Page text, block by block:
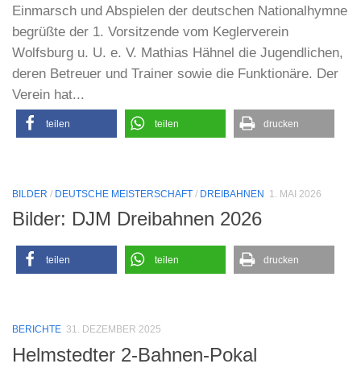
Einmarsch und Abspielen der deutschen Nationalhymne
begrüßte der 1. Vorsitzende vom Keglerverein
Wolfsburg u. U. e. V. Mathias Hähnel die Jugendlichen,
deren Betreuer und Trainer sowie die Funktionäre. Der
Verein hat...
teilen teilen drucken
BILDER / DEUTSCHE MEISTERSCHAFT / DREIBAHNEN 1. MAI 2026
Bilder: DJM Dreibahnen 2026
teilen teilen drucken
BERICHTE 31. DEZEMBER 2025
Helmstedter 2-Bahnen-Pokal